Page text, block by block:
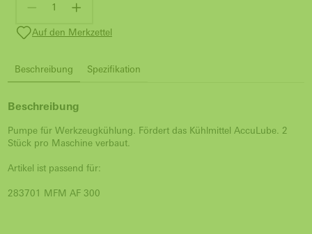
Auf den Merkzettel
Beschreibung Spezifikation
Beschreibung
Pumpe für Werkzeugkühlung. Fördert das Kühlmittel AccuLube. 2
Stück pro Maschine verbaut.
Artikel ist passend für:
283701 MFM AF 300